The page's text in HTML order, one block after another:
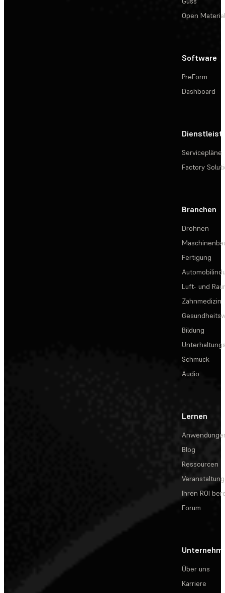
Open
Software
PreForm
Dashboard
Servicepläne
Factory
Branchen
Drohnen
Fertigung
Luft- und
Zahnmedizin
Bildung
Schmuck
Audio
Lernen
Blog
Ressourcen
Ihren ROI
Forum
Über uns
Karriere